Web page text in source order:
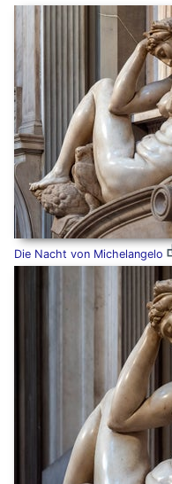
Die Nacht von Michelangelo